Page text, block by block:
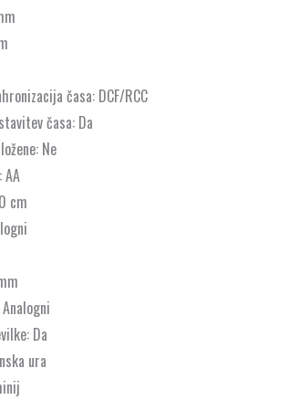
časa: DCF/RCC
časa: Da
Ne
cm
Da
ura